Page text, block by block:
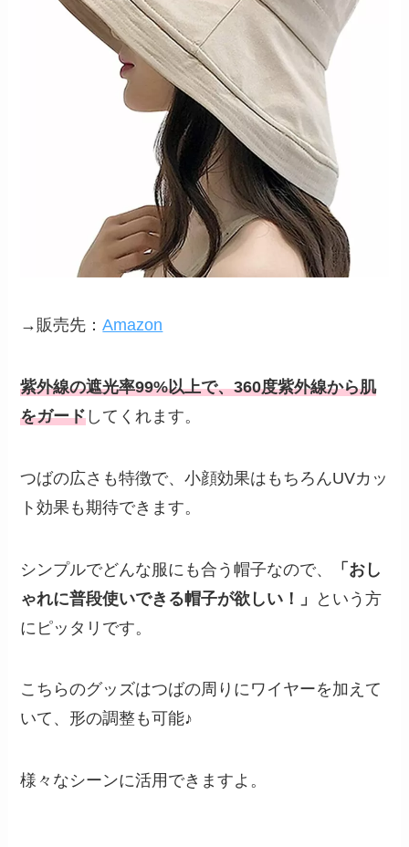
→販売先：Amazon
紫外線の遮光率99%以上で、360度紫外線から肌
をガード してくれます。
つばの広さも特徴で、小顔効果はもちろんUVカッ
ト効果も期待できます。
シンプルでどんな服にも合う帽子なので、
「おし
ゃれに普段使いできる帽子が欲しい！」
という方
にピッタリです。
こちらのグッズはつばの周りにワイヤーを加えて
いて、形の調整も可能♪
様々なシーンに活用できますよ。